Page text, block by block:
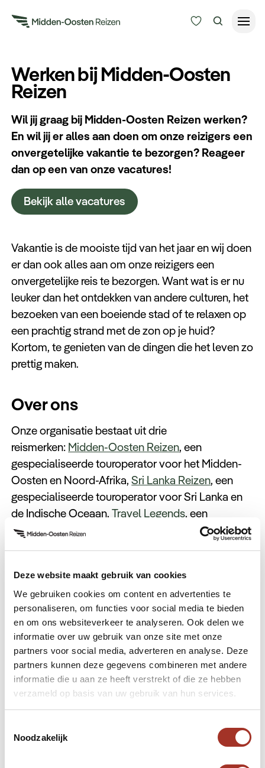
Deze website maakt gebruik van cookies
We gebruiken cookies om content en advertenties te
personaliseren, om functies voor social media te bieden
en om ons websiteverkeer te analyseren. Ook delen we
informatie over uw gebruik van onze site met onze
partners voor social media, adverteren en analyse. Deze
partners kunnen deze gegevens combineren met andere
informatie die u aan ze heeft verstrekt of die ze hebben
verzameld op basis van uw gebruik van hun services.
Noodzakelijk
Type Reizen
Inspiratie
Meer
Budget
Werken bij Midden-Oosten
Reizen
Wil jij graag bij Midden-Oosten Reizen werken?
En wil jij er alles aan doen om onze reizigers een
onvergetelijke vakantie te bezorgen? Reageer
dan op een van onze vacatures!
Bekijk alle vacatures
Vakantie is de mooiste tijd van het jaar en wij doen
er dan ook alles aan om onze reizigers een
onvergetelijke reis te bezorgen. Want wat is er nu
leuker dan het ontdekken van andere culturen, het
bezoeken van een boeiende stad of te relaxen op
een prachtig strand met de zon op je huid?
Kortom, te genieten van de dingen die het leven zo
prettig maken.
Over ons
Onze organisatie bestaat uit drie
reismerken: Midden-Oosten Reizen, een
gespecialiseerde touroperator voor het Midden-
Oosten en Noord-Afrika,Sri Lanka Reizen, een
gespecialiseerde touroperator voor Sri Lanka en
de Indische Oceaan,Travel Legends, een
reisorganisatie gespecialiseerd in maatwerkreizen
snelgroeiend bedrijf waarbij klantbeleving & -
tevredenheid centraal staat.
Hulp nodig bij uw zoektocht
naar een volgende reis?
Neem contact met ons op.
Neem contact op